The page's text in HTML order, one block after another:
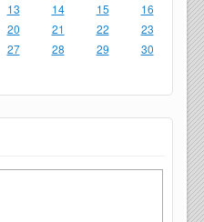
13 14 15
16
20 21 22
23
27 28 29
30